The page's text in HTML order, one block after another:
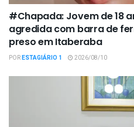
#Chapada: Jovem de 18
agredida com barra de
preso em Itaberaba
PORESTAGIÁRIO 1 2026/08/10